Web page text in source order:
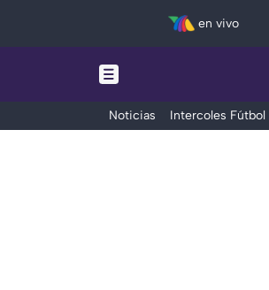
en vivo
Noticias Intercoles Fútbol